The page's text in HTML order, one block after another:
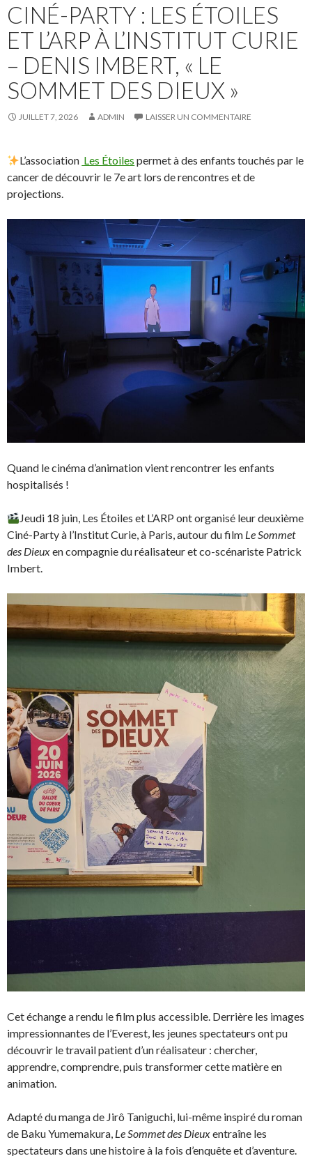
CINÉ-PARTY : LES ÉTOILES
ET L’ARP À L’INSTITUT CURIE
– DENIS IMBERT, « LE
SOMMET DES DIEUX »
JUILLET 7, 2026 ADMIN LAISSER UN COMMENTAIRE
L’association Les Étoiles permet à des enfants touchés par le
cancer de découvrir le 7e art lors de rencontres et de
projections.
Quand le cinéma d’animation vient rencontrer les enfants
hospitalisés !
Jeudi 18 juin, Les Étoiles et L’ARP ont organisé leur deuxième
Ciné-Party à l’Institut Curie, à Paris, autour du film Le Sommet
des Dieuxen compagnie du réalisateur et co-scénariste Patrick
Imbert.
Cet échange a rendu le film plus accessible. Derrière les images
impressionnantes de l’Everest, les jeunes spectateurs ont pu
découvrir le travail patient d’un réalisateur : chercher,
apprendre, comprendre, puis transformer cette matière en
animation.
Adapté du manga de Jirô Taniguchi, lui-même inspiré du roman
de Baku Yumemakura, Le Sommet des Dieuxentraîne les
spectateurs dans une histoire à la fois d’enquête et d’aventure.